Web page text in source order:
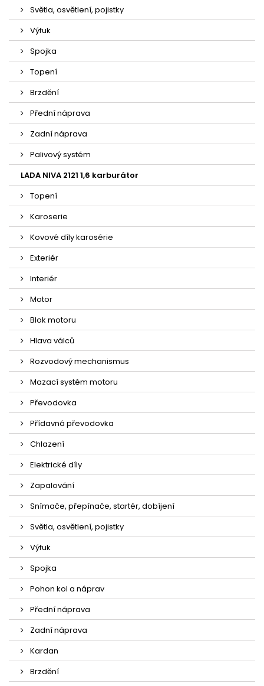
Světla, osvětlení, pojistky
Výfuk
Spojka
Topení
Brzdění
Přední náprava
Zadní náprava
Palivový systém
LADA NIVA 2121 1,6 karburátor
Topení
Karoserie
Kovové díly karosérie
Exteriér
Interiér
Motor
Blok motoru
Hlava válců
Rozvodový mechanismus
Mazací systém motoru
Převodovka
Přídavná převodovka
Chlazení
Elektrické díly
Zapalování
Snímače, přepínače, startér, dobíjení
Světla, osvětlení, pojistky
Výfuk
Spojka
Pohon kol a náprav
Přední náprava
Zadní náprava
Kardan
Brzdění